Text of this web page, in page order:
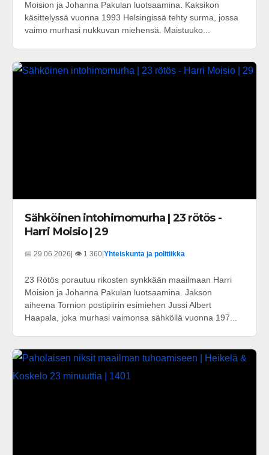
Moision ja Johanna Pakulan luotsaamina. Kaksikon
käsittelyssä vuonna 1993 Helsingissä tehty surma, jossa
vaimo murhasi nukkuvan miehensä. Maistuuko...
Sähköinen intohimomurha | 23 rötös -
Harri Moisio | 29
📅 29.06.2026| 👁️ 1 360|Yhteiskunta ja politiikka
23 Rötös porautuu rikosten synkkään maailmaan Harri
Moision ja Johanna Pakulan luotsaamina. Jakson
aiheena Tornion postipiirin esimiehen Jussi Albert
Haapala, joka murhasi vaimonsa sähköllä vuonna 197...